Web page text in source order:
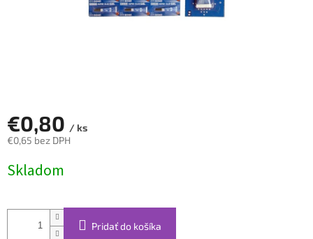
€0,80 / ks
€0,65 bez DPH
cena:
Skladom
Pridať do košíka